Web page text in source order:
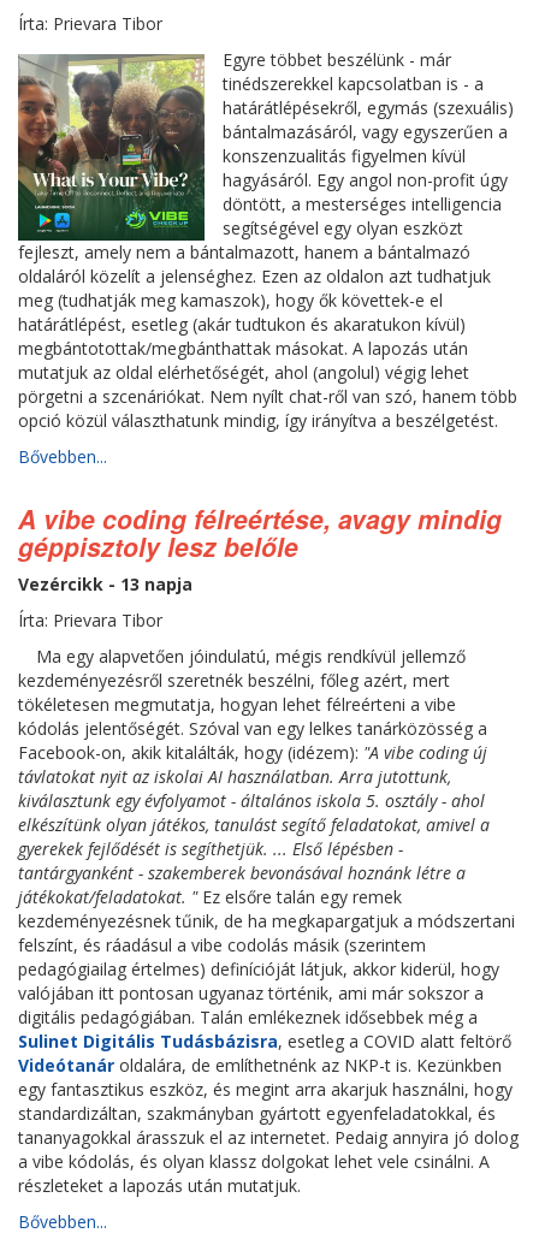
Írta: Prievara Tibor
Egyre többet beszélünk - már
tinédszerekkel kapcsolatban is - a
határátlépésekről, egymás (szexuális)
bántalmazásáról, vagy egyszerűen a
konszenzualitás figyelmen kívül
hagyásáról. Egy angol non-profit úgy
döntött, a mesterséges intelligencia
segítségével egy olyan eszközt
fejleszt, amely nem a bántalmazott, hanem a bántalmazó
oldaláról közelít a jelenséghez. Ezen az oldalon azt tudhatjuk
meg (tudhatják meg kamaszok), hogy ők követtek-e el
határátlépést, esetleg (akár tudtukon és akaratukon kívül)
megbántotottak/megbánthattak másokat. A lapozás után
mutatjuk az oldal elérhetőségét, ahol (angolul) végig lehet
pörgetni a szcenáriókat. Nem nyílt chat-ről van szó, hanem több
opció közül választhatunk mindig, így irányítva a beszélgetést.
Bővebben...
A vibe coding félreértése, avagy mindig
géppisztoly lesz belőle
Vezércikk - 13 napja
Írta: Prievara Tibor
Ma egy alapvetően jóindulatú, mégis rendkívül jellemző
kezdeményezésről szeretnék beszélni, főleg azért, mert
tökéletesen megmutatja, hogyan lehet félreérteni a vibe
kódolás jelentőségét. Szóval van egy lelkes tanárközösség a
Facebook-on, akik kitalálták, hogy (idézem): "A vibe coding új
távlatokat nyit az iskolai AI használatban. Arra jutottunk,
kiválasztunk egy évfolyamot - általános iskola 5. osztály - ahol
elkészítünk olyan játékos, tanulást segítő feladatokat, amivel a
gyerekek fejlődését is segíthetjük. ... Első lépésben -
tantárgyanként - szakemberek bevonásával hoznánk létre a
játékokat/feladatokat. " Ez elsőre talán egy remek
kezdeményezésnek tűnik, de ha megkapargatjuk a módszertani
felszínt, és ráadásul a vibe codolás másik (szerintem
pedagógiailag értelmes) definícióját látjuk, akkor kiderül, hogy
valójában itt pontosan ugyanaz történik, ami már sokszor a
digitális pedagógiában. Talán emlékeznek idősebbek még a
Sulinet Digitális Tudásbázisra, esetleg a COVID alatt feltörő
Videótanár oldalára, de említhetnénk az NKP-t is. Kezünkben
egy fantasztikus eszköz, és megint arra akarjuk használni, hogy
standardizáltan, szakmányban gyártott egyenfeladatokkal, és
tananyagokkal árasszuk el az internetet. Pedaig annyira jó dolog
a vibe kódolás, és olyan klassz dolgokat lehet vele csinálni. A
részleteket a lapozás után mutatjuk.
Bővebben...